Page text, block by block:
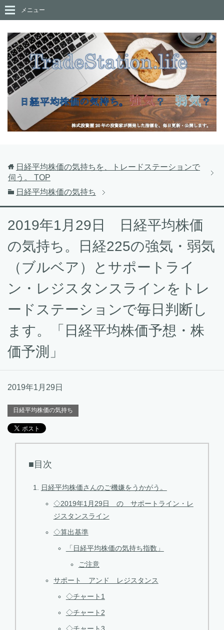
メニュー
日経平均株価の気持ちを、トレードステーションで
伺う。
TOP
日経平均株価の気持ち
2019年1月29日 日経平均株価
の気持ち。日経225の強気・弱気
（ブルベア）とサポートライ
ン・レジスタンスラインをトレ
ードステーションで毎日判断し
ます。「日経平均株価予想・株
価予測」
2019年1月29日
日経平均株価の気持ち
■目次
日経平均株価さんのご機嫌をうかがう。
◇2019年1月29日 の サポートライン・レ
ジスタンスライン
◇算出基準
「日経平均株価の気持ち指数」
ご注意
サポート アンド レジスタンス
◇チャート1
◇チャート2
◇チャート3